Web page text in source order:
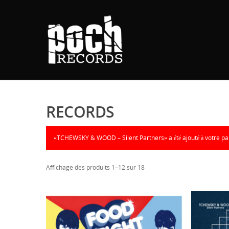
RECORDS
«TCHEWSKY & WOOD – Silent Partners» a été ajouté à votre
Affichage des produits 1–12 sur 18